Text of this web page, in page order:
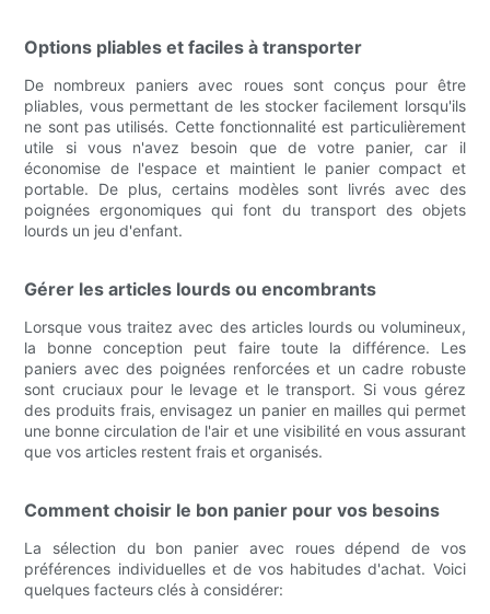
Options pliables et faciles à transporter
De nombreux paniers avec roues sont conçus pour être
pliables, vous permettant de les stocker facilement lorsqu'ils
ne sont pas utilisés. Cette fonctionnalité est particulièrement
utile si vous n'avez besoin que de votre panier, car il
économise de l'espace et maintient le panier compact et
portable. De plus, certains modèles sont livrés avec des
poignées ergonomiques qui font du transport des objets
lourds un jeu d'enfant.
Gérer les articles lourds ou encombrants
Lorsque vous traitez avec des articles lourds ou volumineux,
la bonne conception peut faire toute la différence. Les
paniers avec des poignées renforcées et un cadre robuste
sont cruciaux pour le levage et le transport. Si vous gérez
des produits frais, envisagez un panier en mailles qui permet
une bonne circulation de l'air et une visibilité en vous assurant
que vos articles restent frais et organisés.
Comment choisir le bon panier pour vos besoins
La sélection du bon panier avec roues dépend de vos
préférences individuelles et de vos habitudes d'achat. Voici
quelques facteurs clés à considérer: